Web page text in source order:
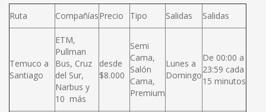
Ruta CompañíasPrecio Tipo Salidas Salidas
Temuco a
Santiago
ETM,
Pullman
Bus, Cruz
del Sur,
Narbus y
10 más
desde
$8.000
Semi
Cama,
Salón
Cama,
Premium
Lunes a
Domingo
De 00:00 a
23:59 cada
15 minutos